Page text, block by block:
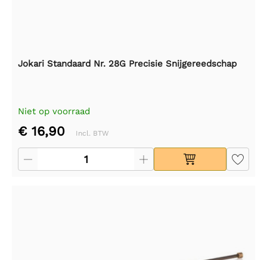
Jokari Standaard Nr. 28G Precisie Snijgereedschap
Niet op voorraad
€ 16,90 Incl. BTW